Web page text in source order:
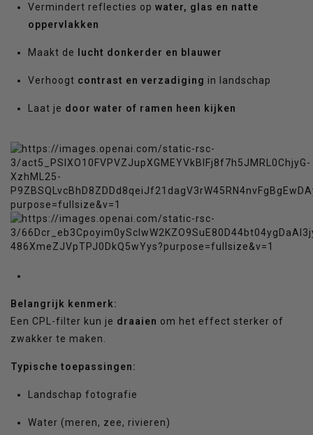
Vermindert reflecties op water, glas en natte
oppervlakken
Maakt de lucht donkerder en blauwer
Verhoogt contrast en verzadiging in landschap
Laat je door water of ramen heen kijken
Belangrijk kenmerk:
Een CPL-filter kun je draaien om het effect sterker of
zwakker te maken.
Typische toepassingen:
Landschap fotografie
Water (meren, zee, rivieren)